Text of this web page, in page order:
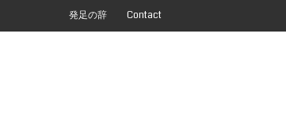
発足の辞 Contact